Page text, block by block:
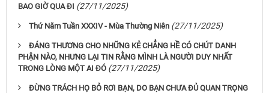
BAO GIỜ QUA ĐI (27/11/2025)
Thứ Năm Tuần XXXIV - Mùa Thường Niên (27/11/2025)
ĐÁNG THƯƠNG CHO NHỮNG KẺ CHẲNG HỀ CÓ CHÚT DANH
PHẬN NÀO, NHƯNG LẠI TIN RẰNG MÌNH LÀ NGƯỜI DUY NHẤT
TRONG LÒNG MỘT AI ĐÓ (27/11/2025)
ĐỪNG TRÁCH HỌ BỎ RƠI BẠN, DO BẠN CHƯA ĐỦ QUAN TRỌNG